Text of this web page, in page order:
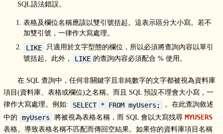
SQL語法錯誤。
表格及欄位名稱應該以雙引號括起。這表示區分大小寫。若不
加雙引號，一律作大寫處理。
LIKE
只適用於文字型態的欄位，所以必須將查詢內容以單引
號括起。此外，
LIKE 的查詢內容必須配合 % 使用。
在 SQL 查詢中，任何非關鍵字且非純數字的文字都被視為資料庫
項目(資料庫、表格或欄位)之名稱。而且 SQL 預設不理會大小寫，一
律作大寫處理。例如:
SELECT * FROM myUsers;
。在此查詢敘述
中的
myUsers 將被視為表格名稱，而 SQL 會以大寫找尋 MYUSERS
表格。導致表格名稱不匹配而傳回空結果。如果你的資料庫項目名稱